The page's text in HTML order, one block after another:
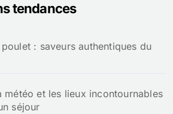
tendances
: saveurs authentiques du
météo et les lieux incontournables
séjour